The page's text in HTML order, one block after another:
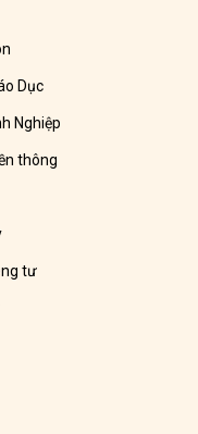
Dục
Nghiệp
thông
tư